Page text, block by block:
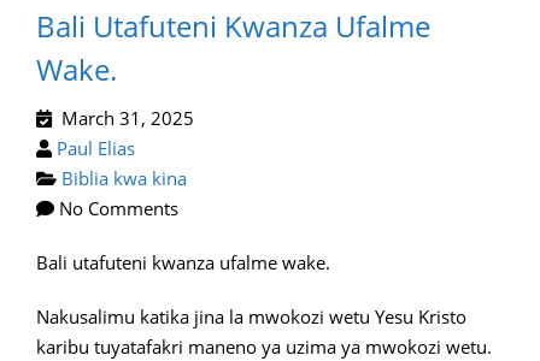
Bali Utafuteni Kwanza Ufalme
Wake.
March 31, 2025
Paul Elias
Biblia kwa kina
No Comments
Bali utafuteni kwanza ufalme wake.
Nakusalimu katika jina la mwokozi wetu Yesu Kristo
karibu tuyatafakri maneno ya uzima ya mwokozi wetu.